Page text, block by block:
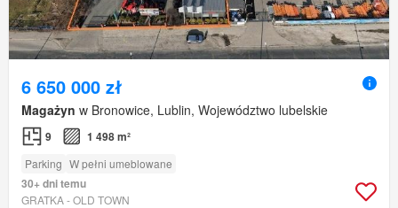
6 650 000 zł
Magażyn w Bronowice, Lublin, Województwo lubelskie
9 1 498 m²
Parking W pełni umeblowane
30+ dni temu
GRATKA - OLD TOWN